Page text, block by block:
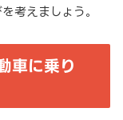
考えましょう。
車に乗り